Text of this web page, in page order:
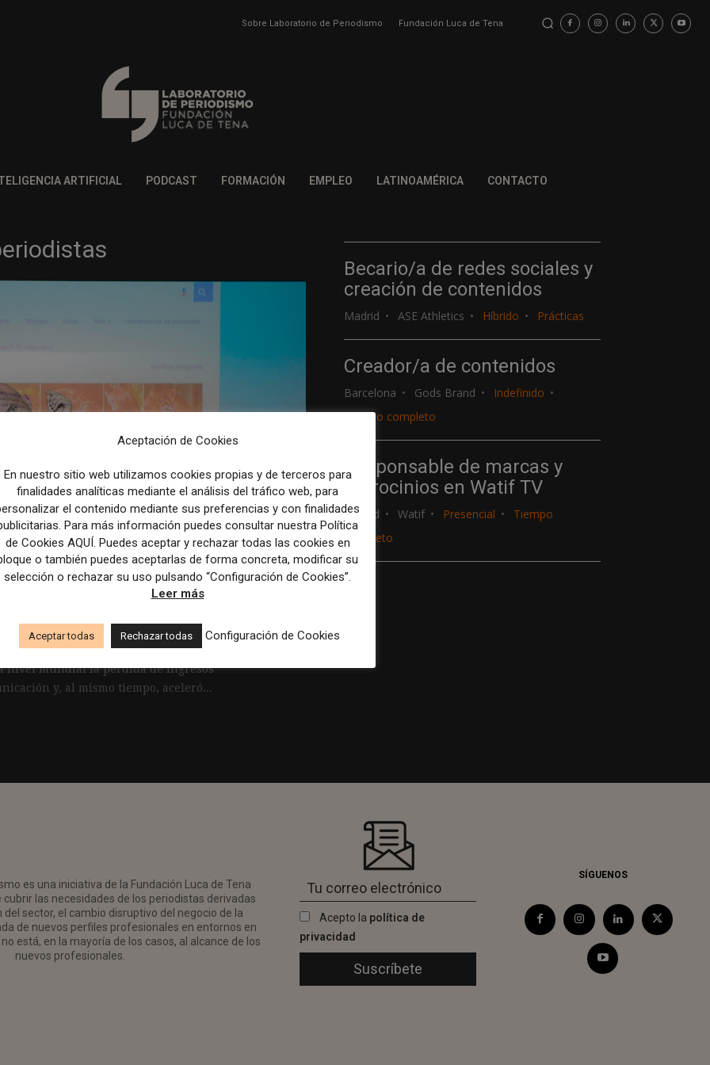
Sobre Laboratorio de Periodismo Fundación Luca de Tena
ARTIFICIAL PODCAST FORMACIÓN EMPLEO LATINOAMÉRICA CONTACTO
“Las herramientas
ser esenciales
tanto ahora como
nivel mundial la pérdida de ingresos
y, al mismo tiempo, aceleró...
Becario/a de redes sociales y
creación de contenidos
Madrid ASE Athletics Híbrido Prácticas
Creador/a de contenidos
Barcelona Gods Brand
Indefinido
Tiempo completo
Responsable de marcas y
patrocinios en Watif TV
Madrid Watif Presencial
Tiempo
completo
es una iniciativa de la Fundación Luca de Tena
las necesidades de los periodistas derivadas
sector, el cambio disruptivo del negocio de la
de nuevos perfiles profesionales en entornos en
está, en la mayoría de los casos, al alcance de los
nuevos profesionales.
Acepto la política de
privacidad
SÍGUENOS
Aceptación de Cookies
En nuestro sitio web utilizamos cookies propias y de terceros para
finalidades analíticas mediante el análisis del tráfico web, para
el contenido mediante sus preferencias y con finalidades
Para más información puedes consultar nuestra Política
de Cookies AQUÍ. Puedes aceptar y rechazar todas las cookies en
o también puedes aceptarlas de forma concreta, modificar su
selección o rechazar su uso pulsando “Configuración de Cookies”.
Leer más
Aceptar todas Rechazar todas Configuración de Cookies